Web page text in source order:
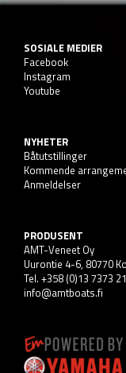
SOSIALE MEDIER
Facebook
Instagram
Youtube
NYHETER
Båtutstillinger
Kommende
Anmeldelser
PRODUSENT
AMT-Veneet Oy
Uurontie 4-6, 80770
Tel. +358 (0)13 7373
info@amtboats.fi